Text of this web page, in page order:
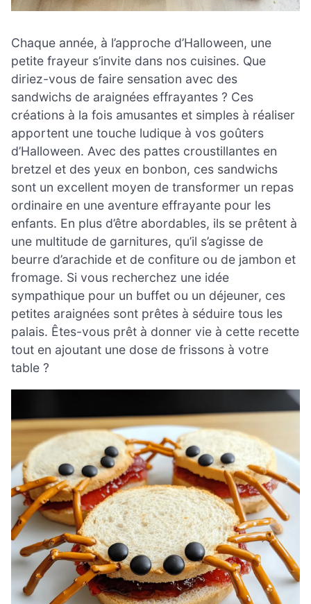
Chaque année, à l’approche d’Halloween, une
petite frayeur s’invite dans nos cuisines. Que
diriez-vous de faire sensation avec des
sandwichs de araignées effrayantes ? Ces
créations à la fois amusantes et simples à réaliser
apportent une touche ludique à vos goûters
d’Halloween. Avec des pattes croustillantes en
bretzel et des yeux en bonbon, ces sandwichs
sont un excellent moyen de transformer un repas
ordinaire en une aventure effrayante pour les
enfants. En plus d’être abordables, ils se prêtent à
une multitude de garnitures, qu’il s’agisse de
beurre d’arachide et de confiture ou de jambon et
fromage. Si vous recherchez une idée
sympathique pour un buffet ou un déjeuner, ces
petites araignées sont prêtes à séduire tous les
palais. Êtes-vous prêt à donner vie à cette recette
tout en ajoutant une dose de frissons à votre
table ?